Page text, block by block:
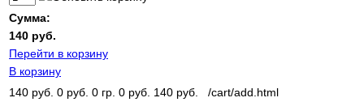
Сумма:
140 руб.
Перейти в корзину
В корзину
140 руб. 0 руб. 0 гр. 0 руб. 140 руб.
/cart/add.html